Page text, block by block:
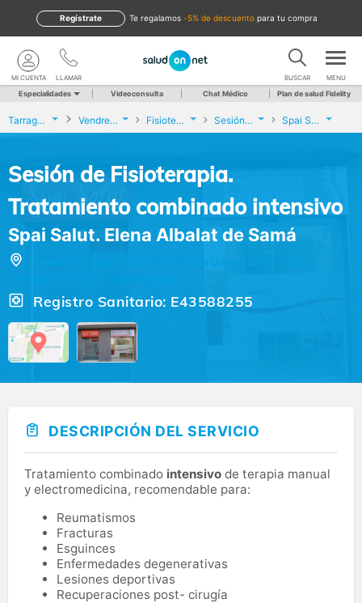
te regalamos -5% de descuento para tu compra
Regístrate
LLAMAR
MI CUENTA BUSCAR MENU
Especialidades Videoconsulta Chat Médico Plan de salud Fidelity
Tarragona Vendrell (El) Fisioterapia Sesión de Fisioterapia. Tratamiento combinado intensivo Spai Salut. Elena Albalat de Samá
Sesión de Fisioterapia.
Tratamiento combinado intensivo
Spai Salut. Elena Albalat de Samá
Registro Sanitario: E43588255
DESCRIPCIÓN DEL SERVICIO
Tratamiento combinado intensivo de terapia manual
y electromedicina, recomendable para:
Reumatismos
Fracturas
Esguinces
Enfermedades degenerativas
Lesiones deportivas
Recuperaciones post- cirugía